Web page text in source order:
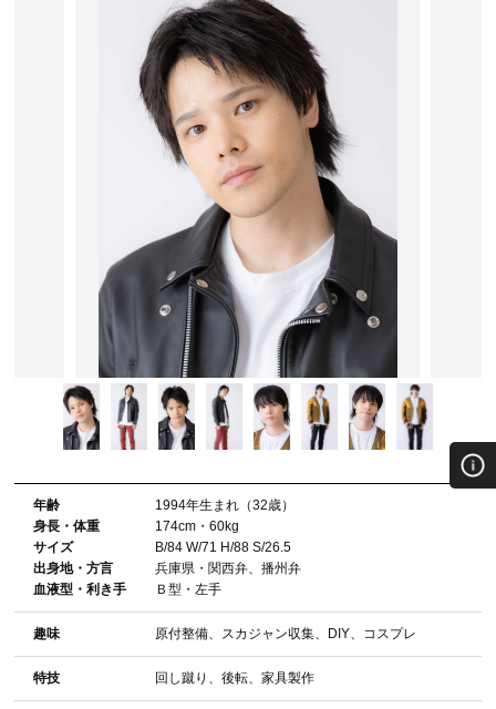
年齢
1994年⽣まれ（32歳）
⾝⻑・体重
174cm・60kg
サイズ
B/84 W/71 H/88 S/26.5
出⾝地・⽅⾔
兵庫県・関西弁、播州弁
血液型・利き⼿
Ｂ型・左手
趣味 原付整備、スカジャン収集、DIY、コスプレ
特技 回し蹴り、後転、家具製作